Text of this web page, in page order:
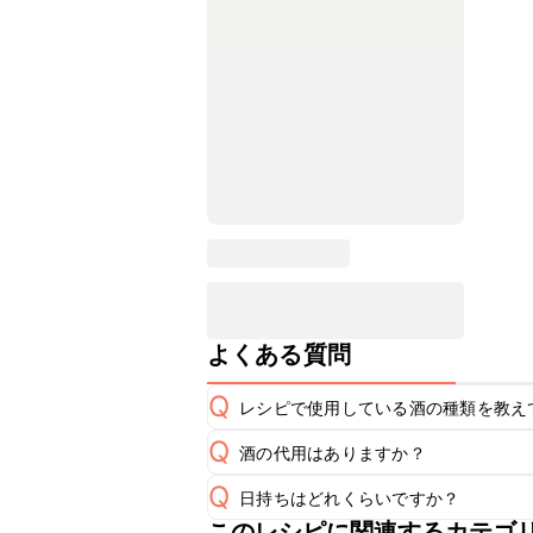
よくある質問
Q レシピで使用している酒の種類を教え
A
Q 酒の代用はありますか？
A
Q 日持ちはどれくらいですか？